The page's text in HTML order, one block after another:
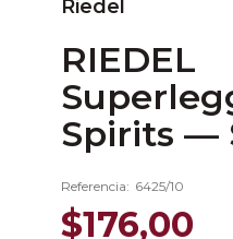
Riedel
RIEDEL
Spirits —
Referencia: 6425/10
$176,00